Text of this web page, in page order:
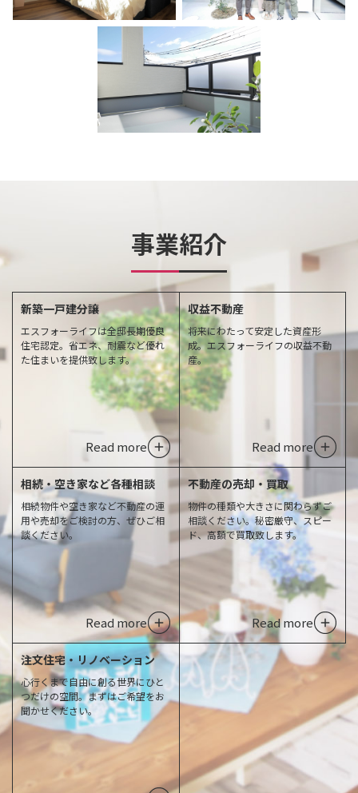
事業紹介
新築一戸建分譲
エスフォーライフは全邸長期優良
住宅認定。省エネ、耐震など優れ
た住まいを提供致します。
Read more
収益不動産
将来にわたって安定した資産形
成。エスフォーライフの収益不動
産。
Read more
相続・空き家など各種相談
相続物件や空き家など不動産の運
用や売却をご検討の方、ぜひご相
談ください。
Read more
不動産の売却・買取
物件の種類や大きさに関わらずご
相談ください。秘密厳守、スピー
ド、高額で買取致します。
Read more
注文住宅・リノベーション
心行くまで自由に創る世界にひと
つだけの空間。まずはご希望をお
聞かせください。